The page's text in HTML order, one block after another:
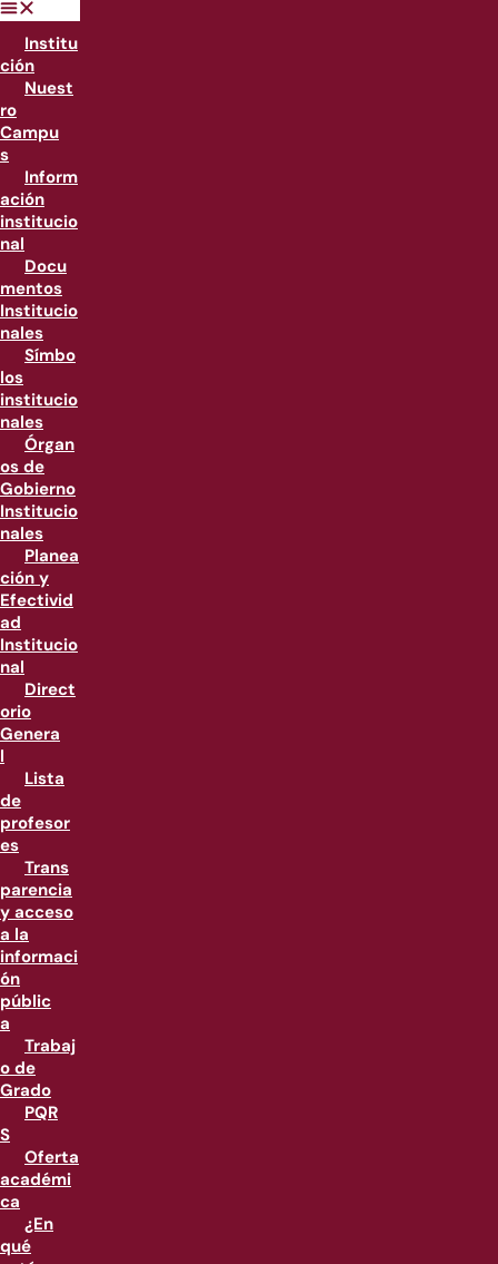
Institu
ción
Nuest
ro
Campu
s
Inform
ación
institucio
nal
Docu
mentos
Institucio
nales
Símbo
los
institucio
nales
Órgan
os de
Gobierno
Institucio
nales
Planea
ción y
Efectivid
ad
Institucio
nal
Direct
orio
Genera
l
Lista
de
profesor
es
Trans
parencia
y acceso
a la
informaci
ón
públic
a
Trabaj
o de
Grado
PQR
S
Oferta
académi
ca
¿En
qué